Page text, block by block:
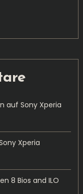
auf Sony Xperia
Xperia
8 Bios and ILO